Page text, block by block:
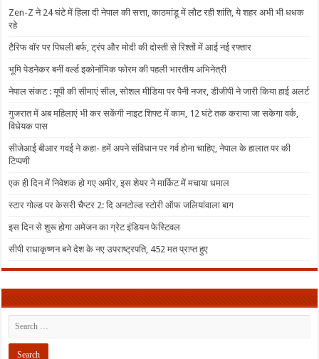
Zen-Z ने 24 घंटे में हिला दी नेपाल की सत्ता, काठमांडू में लौट रही शांति, ये शहर अभी भी धधक
रहे
टैरिफ वॉर पर पिघली बर्फ, ट्रंप और मोदी की दोस्ती से रिश्तों में आई नई रफ्तार
भूमि पेडनेकर बनीं वर्ल्ड इकोनॉमिक फोरम की पहली भारतीय अभिनेत्री
नेपाल संकट : यूपी की सीमाएं सील, सोशल मीडिया पर पैनी नजर, डीजीपी ने जारी किया हाई अलर्ट
गुजरात में अब महिलाएं भी कर सकेंगी नाइट शिफ्ट में काम, 12 घंटे तक कराया जा सकेगा वर्क,
विधेयक पास
सीजेआई बीआर गवई ने कहा- हमें अपने संविधान पर गर्व होना चाहिए, नेपाल के हालात पर की
टिप्पणी
एक ही दिन में निवेशक हो गए अमीर, इस शेयर ने मार्किट में मचाया धमाल
स्टार गोल्ड पर केसरी चैप्टर 2: दि अनटोल्ड स्टोरी ऑफ जलियांवाला बाग
इस दिन से शुरू होगा अमेजन का ग्रेट इंडियन फेस्टिवल
सीपी राधाकृष्णन बने देश के नए उपराष्ट्रपति, 452 मत प्राप्त हुए